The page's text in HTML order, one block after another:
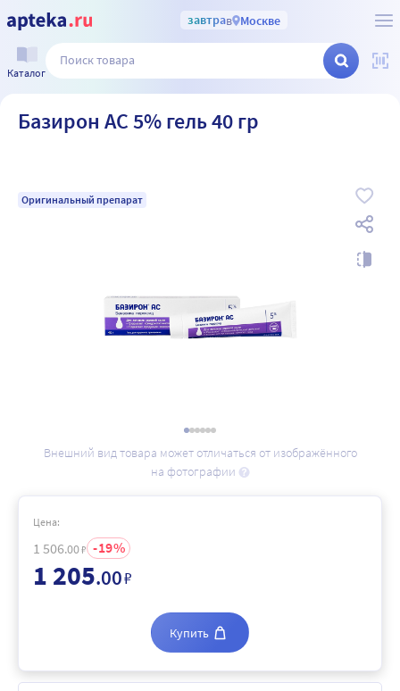
завтрав Москве
Каталог
Базирон АС 5% гель 40 гр
Оригинальный препарат
Внешний вид товара может отличаться от изображённого
на фотографии
Цена:
1 506.00₽ 19
1 205.00₽
Купить